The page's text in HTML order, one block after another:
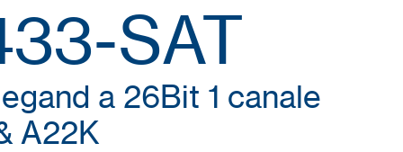
SAT
a 26Bit 1 canale
A22K